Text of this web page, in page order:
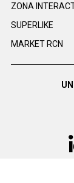
ZONA
SUPERLIKE
MARKET RCN